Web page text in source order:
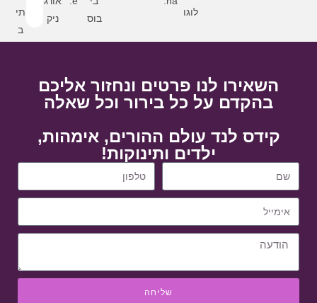
השאירו לנו פרטים ונחזור אליכם
בהקדם על כל בירור וכל שאלה
קידס לנד עולם ההורים, אימהות,
ילדים ותינוקות!
שליחה